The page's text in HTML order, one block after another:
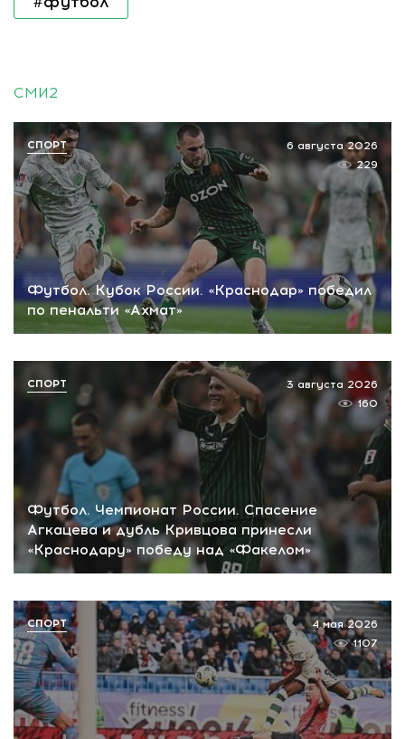
СМИ2
Футбол. Кубок России. «Краснодар» победил
по пенальти «Ахмат»
6 августа 2026
229
СПОРТ
Футбол. Чемпионат России. Спасение
Агкацева и дубль Кривцова принесли
«Краснодару» победу над «Факелом»
3 августа 2026
160
СПОРТ
4 мая 2026
1107
СПОРТ